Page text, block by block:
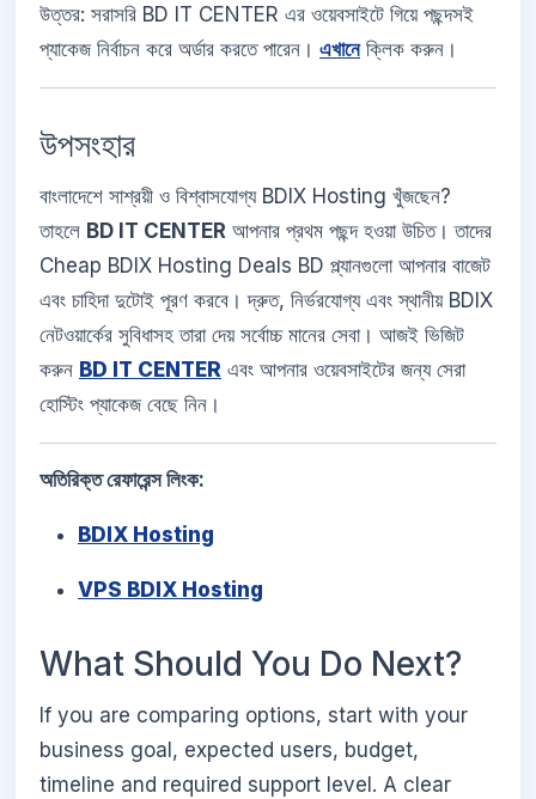
উত্তর: সরাসরি BD IT CENTER এর ওয়েবসাইটে গিয়ে পছন্দসই
প্যাকেজ নির্বাচন করে অর্ডার করতে পারেন। এখানেক্লিক করুন।
উপসংহার
বাংলাদেশে সাশ্রয়ী ও বিশ্বাসযোগ্য BDIX Hosting খুঁজছেন?
তাহলে BD IT CENTER আপনার প্রথম পছন্দ হওয়া উচিত। তাদের
Cheap BDIX Hosting Deals BD প্ল্যানগুলো আপনার বাজেট
এবং চাহিদা দুটোই পূরণ করবে। দ্রুত, নির্ভরযোগ্য এবং স্থানীয় BDIX
নেটওয়ার্কের সুবিধাসহ তারা দেয় সর্বোচ্চ মানের সেবা। আজই ভিজিট
করুন BD IT CENTER এবং আপনার ওয়েবসাইটের জন্য সেরা
হোস্টিং প্যাকেজ বেছে নিন।
অতিরিক্ত রেফারেন্স লিংক:
BDIX Hosting
VPS BDIX Hosting
What Should You Do Next?
If you are comparing options, start with your
business goal, expected users, budget,
timeline and required support level. A clear